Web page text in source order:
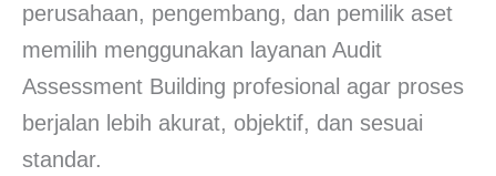
perusahaan, pengembang, dan pemilik aset
memilih menggunakan layanan Audit
Assessment Building profesional agar proses
berjalan lebih akurat, objektif, dan sesuai
standar.